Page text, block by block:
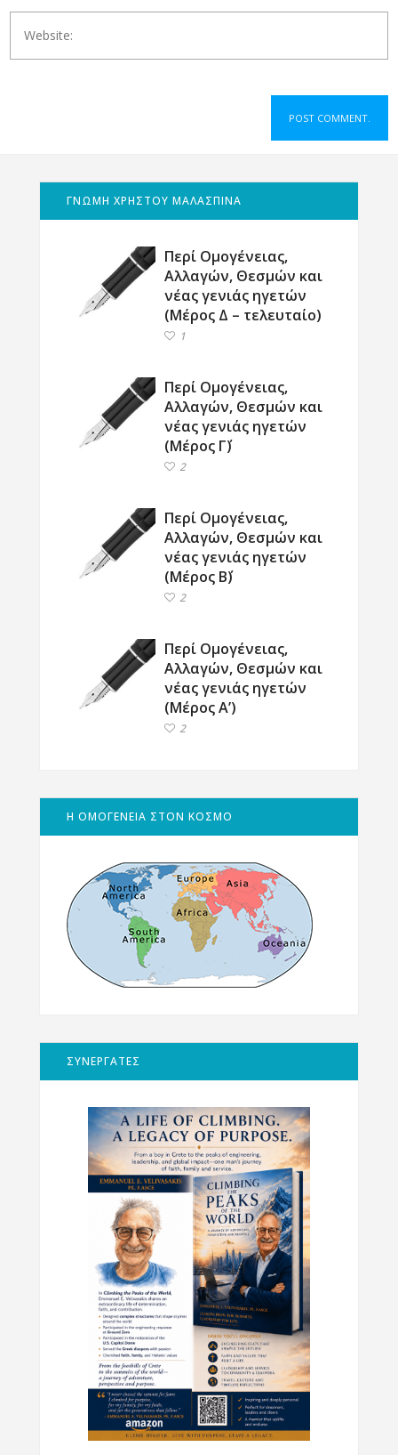
ΓΝΩΜΗ ΧΡΗΣΤΟΥ ΜΑΛΑΣΠΙΝΑ
Περί Ομογένειας,
Αλλαγών, Θεσμών και
νέας γενιάς ηγετών
(Μέρος Δ – τελευταίο)
1
Περί Ομογένειας,
Αλλαγών, Θεσμών και
νέας γενιάς ηγετών
(Μέρος Γ΄)
2
Περί Ομογένειας,
Αλλαγών, Θεσμών και
νέας γενιάς ηγετών
(Μέρος Β΄)
2
Περί Ομογένειας,
Αλλαγών, Θεσμών και
νέας γενιάς ηγετών
(Μέρος Α’)
2
Η ΟΜΟΓΕΝΕΙΑ ΣΤΟΝ ΚΟΣΜΟ
ΣΥΝΕΡΓΑΤΕΣ